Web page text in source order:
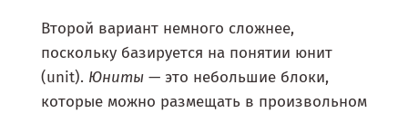
Второй вариант немного сложнее,
поскольку базируется на понятии юнит
(unit). Юниты — это небольшие блоки,
которые можно размещать в произвольном